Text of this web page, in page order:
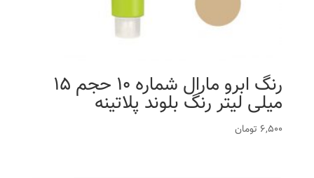
رنگ ابرو مارال شماره 10 حجم 15
میلی لیتر رنگ بلوند پلاتینه
6,500 تومان